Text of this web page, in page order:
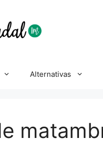
Alternativas